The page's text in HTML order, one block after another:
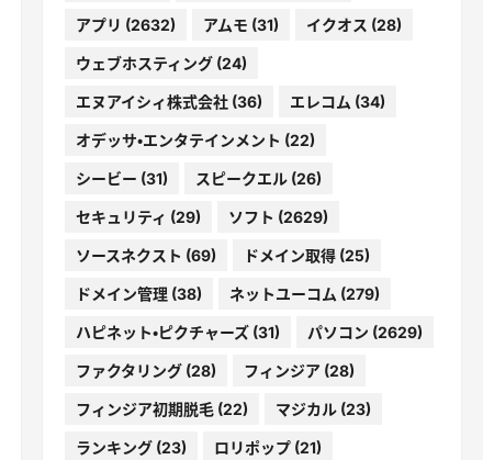
アプリ (2632) アムモ (31) イクオス (28)
ウェブホスティング(24)
エヌアイシィ株式会社(36) エレコム (34)
オデッサ・エンタテインメント (22)
シービー (31) スピークエル(26)
セキュリティ (29) ソフト (2629)
ソースネクスト (69) ドメイン取得(25)
ドメイン管理(38) ネットユーコム (279)
ハピネット・ピクチャーズ(31) パソコン (2629)
ファクタリング(28) フィンジア(28)
フィンジア初期脱毛(22) マジカル(23)
ランキング(23) ロリポップ(21)